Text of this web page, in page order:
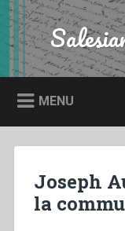
Skip
to
content
Search
MENU
Joseph
la